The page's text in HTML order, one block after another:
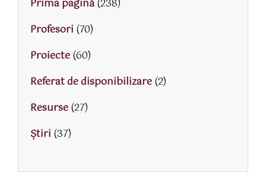
Prima pagină(238)
Profesori (70)
Proiecte(60)
Referat de disponibilizare(2)
Resurse(27)
Știri (37)